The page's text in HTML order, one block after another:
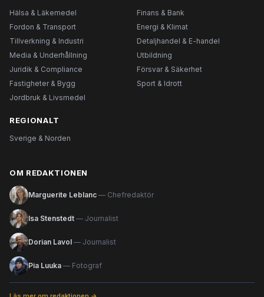
Hälsa & Läkemedel
Finans & Bank
Fordon & Transport
Energi & Klimat
Tillverkning & Industri
Detaljhandel & E-handel
Media & Underhållning
Utbildning
Juridik & Compliance
Försvar & Säkerhet
Fastigheter & Bygg
Sport & Idrott
Jordbruk & Livsmedel
REGIONALT
Sverige & Norden
OM REDAKTIONEN
Marguerite Leblanc — Chefredaktör
Isa Stenstedt — Journalist
Dorian Lavol — Journalist
Pia Luuka — Fotograf